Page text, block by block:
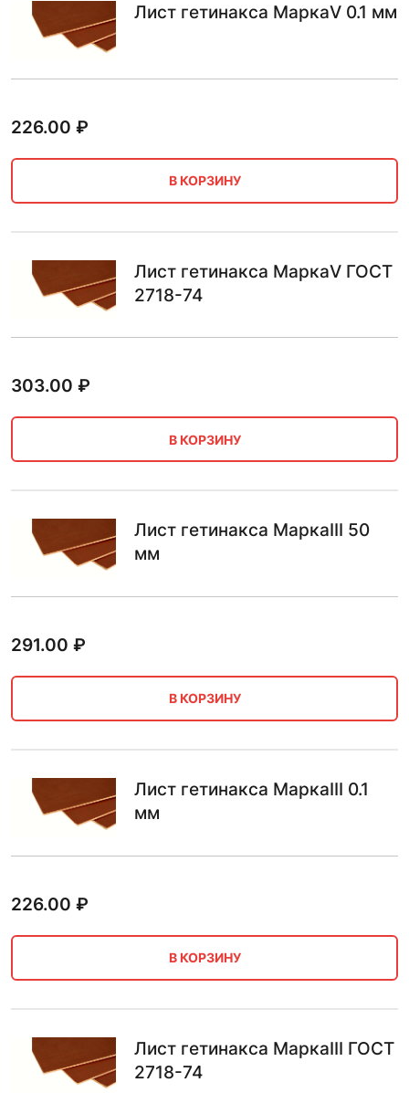
Лист гетинакса МаркаV 0.1 мм
226.00 ₽
В КОРЗИНУ
Лист гетинакса МаркаV ГОСТ
2718-74
303.00 ₽
В КОРЗИНУ
Лист гетинакса МаркаIII 50
мм
291.00 ₽
В КОРЗИНУ
Лист гетинакса МаркаIII 0.1
мм
226.00 ₽
В КОРЗИНУ
Лист гетинакса МаркаIII ГОСТ
2718-74